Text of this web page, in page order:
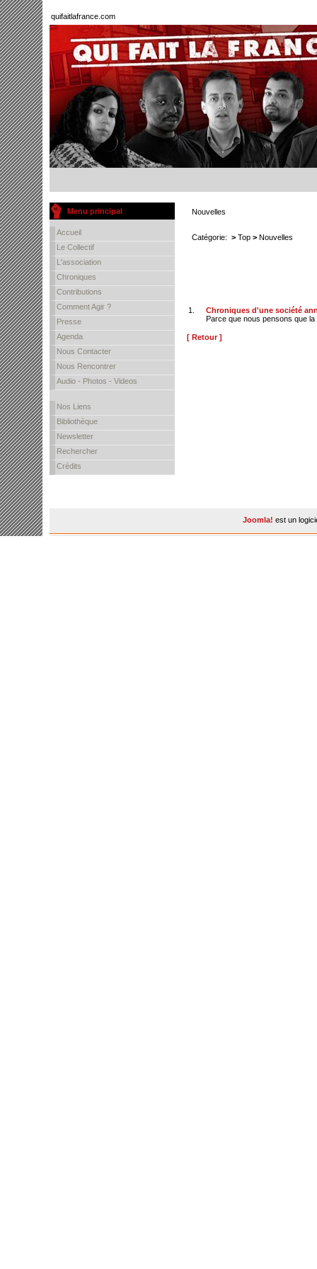
quifaitlafrance.com
Menu principal
Accueil
Le Collectif
L'association
Chroniques
Contributions
Comment Agir ?
Presse
Agenda
Nous Contacter
Nous Rencontrer
Audio - Photos - Videos
Nos Liens
Bibliothèque
Newsletter
Rechercher
Crédits
Nouvelles
Catégorie: > Top > Nouvelles
1.
Chroniques d'une société
Parce que nous pensons que
[ Retour ]
Joomla! est un